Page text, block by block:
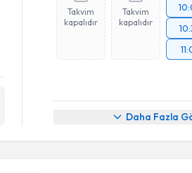
Takvim
kapalıdır
Takvim
kapalıdır
Daha Fazla
Randevu Takvimi Talebi